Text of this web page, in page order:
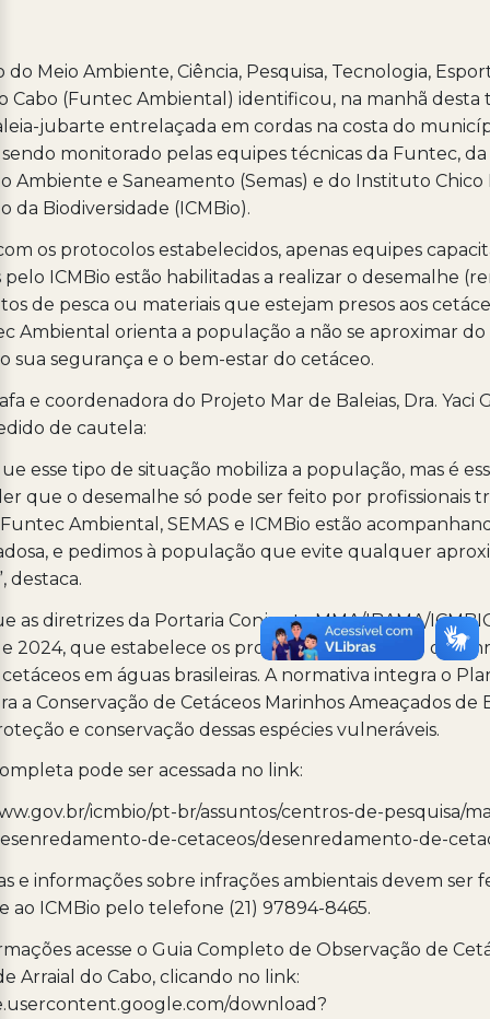
do Meio Ambiente, Ciência, Pesquisa, Tecnologia,
Cabo (Funtec Ambiental) identificou, na manhã desta
jubarte entrelaçada em cordas na costa do
monitorado pelas equipes técnicas da Funtec,
Ambiente e Saneamento (Semas) e do Instituto Chico
da Biodiversidade (ICMBio).
os protocolos estabelecidos, apenas equipes
ICMBio estão habilitadas a realizar o desemalhe
de pesca ou materiais que estejam presos aos
Ambiental orienta a população a não se aproximar do
sua segurança e o bem-estar do cetáceo.
e coordenadora do Projeto Mar de Baleias, Dra. Yaci
de cautela:
esse tipo de situação mobiliza a população, mas é
que o desemalhe só pode ser feito por profissionais
Ambiental, SEMAS e ICMBio estão
e pedimos à população que evite qualquer
destaca.
as diretrizes da Portaria Conjunta MMA/IBAMA/
2024, que estabelece os procedimentos para o
em águas brasileiras. A normativa integra o
a Conservação de Cetáceos Marinhos Ameaçados de
e conservação dessas espécies vulneráveis.
pode ser acessada no link:
icmbio/pt-br/assuntos/centros-de-pesquisa/
de-cetaceos/desenredamento-de-
e informações sobre infrações ambientais devem ser
ao ICMBio pelo telefone (21) 97894-8465.
acesse o Guia Completo de Observação de
Arraial do Cabo, clicando no link:
download?